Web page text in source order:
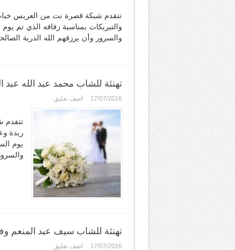
تتقدم شبكة قصرة نت من العريس خباب
والسرور وأن يرزقهم الله الذرية
تهنئة للشاب محمد عبد الله عبد
17/07/2016 اضف تعليق
تتقدم
ريدة
تهنئة للشاب سيف عبد المنعم
17/07/2016 اضف تعليق